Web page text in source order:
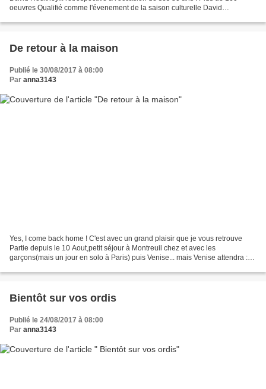
oeuvres Qualifié comme l'évenement de la saison culturelle David
De retour à la maison
Publié le 30/08/2017 à 08:00
Par anna3143
Yes, I come back home ! C'est avec un grand plaisir que je vous retrouve
Partie depuis le 10 Aout,petit séjour à Montreuil chez et avec les
garçons(mais un jour en solo à Paris) puis Venise... mais Venise attendra :
Bientôt sur vos ordis
Publié le 24/08/2017 à 08:00
Par anna3143